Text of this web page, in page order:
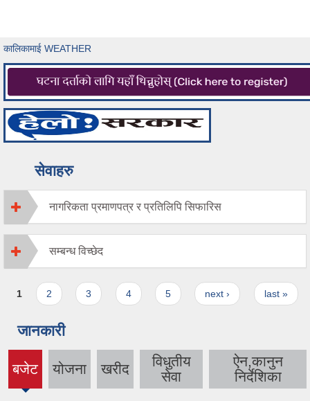
कालिकामाई WEATHER
सेवाहरु
नागरिकता प्रमाणपत्र र प्रतिलिपि सिफारिस
सम्बन्ध विच्छेद
Pages
1 2 3 4 5 next › last »
जानकारी
बजेट
(active
tab)
योजना खरीद
विधुतीय
सेवा
ऐन,कानुन
निर्देशिका